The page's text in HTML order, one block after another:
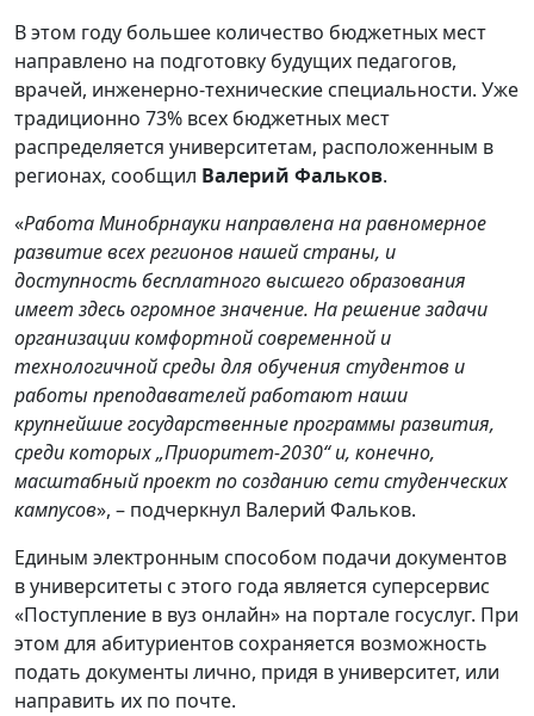
В этом году большее количество бюджетных мест
направлено на подготовку будущих педагогов,
врачей, инженерно-технические специальности. Уже
традиционно 73% всех бюджетных мест
распределяется университетам, расположенным в
регионах, сообщил Валерий Фальков.
«Работа Минобрнауки направлена на равномерное
развитие всех регионов нашей страны, и
доступность бесплатного высшего образования
имеет здесь огромное значение. На решение задачи
организации комфортной современной и
технологичной среды для обучения студентов и
работы преподавателей работают наши
крупнейшие государственные программы развития,
среди которых „Приоритет-2030“ и, конечно,
масштабный проект по созданию сети студенческих
кампусов», – подчеркнул Валерий Фальков.
Единым электронным способом подачи документов
в университеты с этого года является суперсервис
«Поступление в вуз онлайн» на портале госуслуг. При
этом для абитуриентов сохраняется возможность
подать документы лично, придя в университет, или
направить их по почте.